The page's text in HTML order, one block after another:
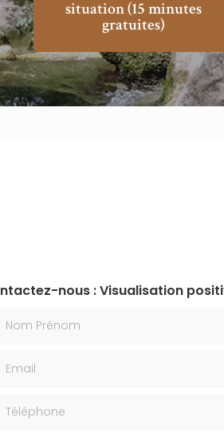
situation (15 minutes
gratuites)
nous : Visualisation